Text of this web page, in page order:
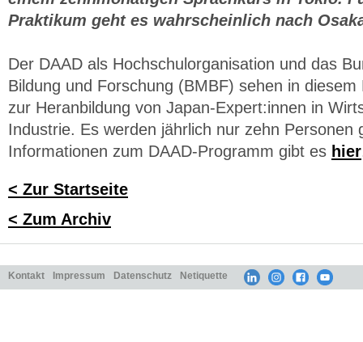
Praktikum geht es wahrscheinlich nach
Der DAAD als Hochschulorganisation und das
Bildung und Forschung (BMBF) sehen in
zur Heranbildung von Japan-Expert:innen in
Industrie. Es werden jährlich nur zehn Personen
Informationen zum DAAD-Programm gibt es hier
< Zur Startseite
< Zum Archiv
Kontakt Impressum Datenschutz Netiquette